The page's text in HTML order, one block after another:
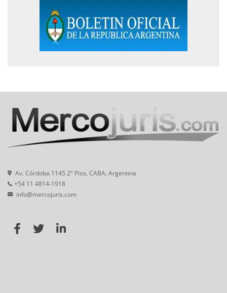
Av. Córdoba 1145 2° Piso, CABA, Argentina
+54 11 4814-1918
info@mercojuris.com